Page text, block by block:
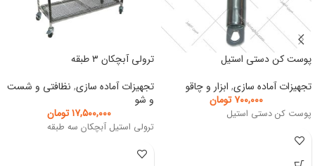
پوست کن دستی استیل
تجهیزات آماده سازی, ابزار و چاقو
۷۰۰,۰۰۰ تومان
پوست کن دستی استیل
ترولی آبچکان ۳ طبقه
تجهیزات آماده سازی, نظافتی و شست
و شو
۱۷,۵۰۰,۰۰۰ تومان
ترولی استیل آبچکان سه طبقه